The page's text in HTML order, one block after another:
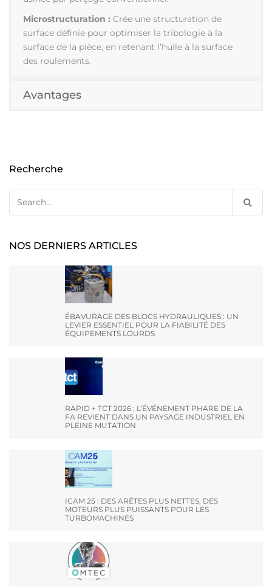
Microstructuration : Crée une structuration de
surface définie pour optimiser la tribologie à la
surface de la pièce, en retenant l’huile à la surface
des roulements.
Avantages
Recherche
for:
NOS DERNIERS ARTICLES
ÉBAVURAGE DES BLOCS HYDRAULIQUES : UN
LEVIER ESSENTIEL POUR LA FIABILITÉ DES
ÉQUIPEMENTS LOURDS
RAPID + TCT 2026 : L’ÉVÉNEMENT PHARE DE LA
FA REVIENT DANS UN PAYSAGE INDUSTRIEL EN
PLEINE MUTATION
ICAM 25 : DES ARÊTES PLUS NETTES, DES
MOTEURS PLUS PUISSANTS POUR LES
TURBOMACHINES